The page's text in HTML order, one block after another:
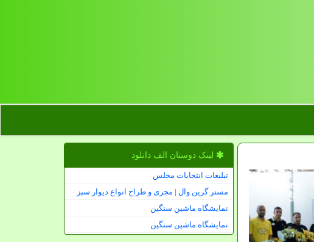
لینک دوستان الف دانلود
تبلیغات انتخابات مجلس
مستر گرین وال | مجری و طراح انواع دیوار سبز
نمایشگاه ماشین سنگین
نمایشگاه ماشین سنگین